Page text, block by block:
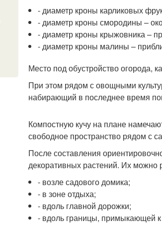
- диаметр кроны карликовых
- диаметр кроны смородины –
- диаметр кроны крыжовника –
- диаметр кроны малины –
Место под обустройство огорода,
При этом рядом с овощными
набирающий в последнее время
Компостную кучу на плане
свободное пространство рядом с
После составления
декоративных растений. Их можно
- возле садового домика;
- в зоне отдыха;
- вдоль главной дорожки;
- вдоль границы, примыкающей